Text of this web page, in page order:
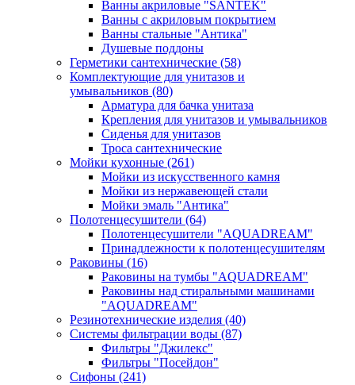
Ванны акриловые "SANTEK"
Ванны с акриловым покрытием
Ванны стальные "Антика"
Душевые поддоны
Герметики сантехнические (58)
Комплектующие для унитазов и
умывальников (80)
Арматура для бачка унитаза
Крепления для унитазов и умывальников
Сиденья для унитазов
Троса сантехнические
Мойки кухонные (261)
Мойки из искусственного камня
Мойки из нержавеющей стали
Мойки эмаль "Антика"
Полотенцесушители (64)
Полотенцесушители "AQUADREAM"
Принадлежности к полотенцесушителям
Раковины (16)
Раковины на тумбы "AQUADREAM"
Раковины над стиральными машинами
"AQUADREAM"
Резинотехнические изделия (40)
Системы фильтрации воды (87)
Фильтры "Джилекс"
Фильтры "Посейдон"
Сифоны (241)